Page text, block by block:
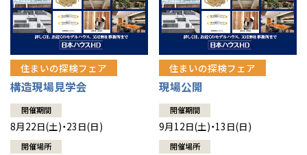
住まいの探検フェア
構造現場見学会
開催期間
8月22日(土)・23日(日)
開催場所
住まいの探検フェア
現場公開
開催期間
9月12日(土)・13日(日)
開催場所